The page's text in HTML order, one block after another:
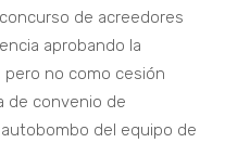
de acreedores
aprobando la
pero no como cesión
de convenio de
del equipo de